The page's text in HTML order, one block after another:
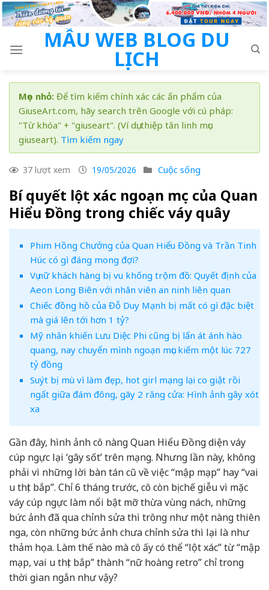
Skip
to
MẪU WEB BLOG DU
LỊCH
Mẹo nhỏ: Để tìm kiếm chính xác các ấn phẩm của
GiuseArt.com, hãy search trên Google với cú pháp:
"Từ khóa" + "giuseart". (Ví dụ: thiệp tân linh mục
giuseart). Tìm kiếm ngay
37 lượt xem 19/05/2026 Cuộc sống
Bí quyết lột xác ngoạn mục của Quan
Hiểu Đồng trong chiếc váy quây
Phim Hồng Chưởng của Quan Hiểu Đồng và Trần Tinh
Húc có gì đáng mong đợi?
Vụ nữ khách hàng bị vu khống trộm đồ: Quyết định của
Aeon Long Biên với nhân viên an ninh liên quan
Chiếc đồng hồ của Đỗ Duy Mạnh bị mất có gì đặc biệt
mà giá lên tới hơn 1 tỷ?
Mỹ nhân khiến Lưu Diệc Phi cũng bị lấn át ánh hào
quang, nay chuyển mình ngoạn mục kiếm một lúc 727
tỷ đồng
Suýt bị mù vì làm đẹp, hot girl mạng lại co giật rồi
ngất giữa đám đông, gãy 2 răng cửa: Hình ảnh gây xót
xa
Gần đây, hình ảnh cô nàng Quan Hiểu Đồng diện váy
cúp ngực lại ‘gây sốt’ trên mạng. Nhưng lần này, không
phải vì những lời bàn tán cũ về việc “mập mạp” hay “vai
u thịt bắp”. Chỉ 6 tháng trước, cô còn bị chế giễu vì mặc
váy cúp ngực làm nổi bật mỡ thừa vùng nách, những
bức ảnh đã qua chỉnh sửa thì trông như một nàng thiên
nga, còn những bức ảnh chưa chỉnh sửa thì lại là như
thảm họa. Làm thế nào mà cô ấy có thể “lột xác” từ “mập
mạp, vai u thịt bắp” thành “nữ hoàng retro” chỉ trong
thời gian ngắn như vậy?